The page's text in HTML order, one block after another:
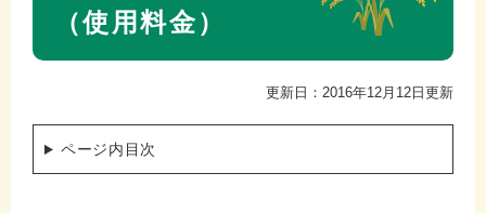
（使用料金）
更新日：2016年12月12日更新
ページ内目次